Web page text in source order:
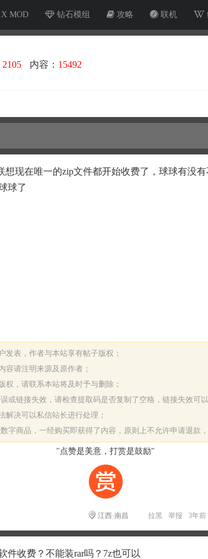
MOD 钻石模组 攻略 联机
2105 内容： 15492
想现在唯一的zip文件都开始收费了，球球有没
球了
发表，作者与本站享有帖子版权；
容请注明来源及原作者；
权，请联系本站将及时予与删除；
或链接失效，请检查提取码是否复制了空格，链接失效可
解决可以私信站长进行处理；
字商品，一经购买即获得了内容，原则上不允许申请退款
"点赞是美意，打赏是鼓励"
江西·南昌 拉黑 举报 3年前
件收费？不能装rar吗？7z也可以